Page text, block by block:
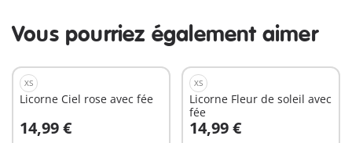
Vous pourriez également aimer
XS
Licorne Ciel rose avec fée
14,99 €
Au panier
XS
Licorne Fleur de soleil avec
fée
14,99 €
Au panier